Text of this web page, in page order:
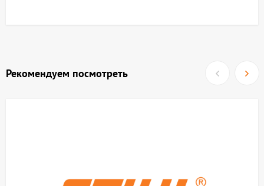
Рекомендуем посмотреть